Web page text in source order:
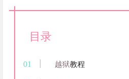
目录
越狱教程